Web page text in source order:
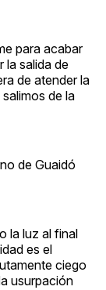
para acabar
la salida de
de atender la
de la
de Guaidó
la luz al final
es el
ciego
usurpación